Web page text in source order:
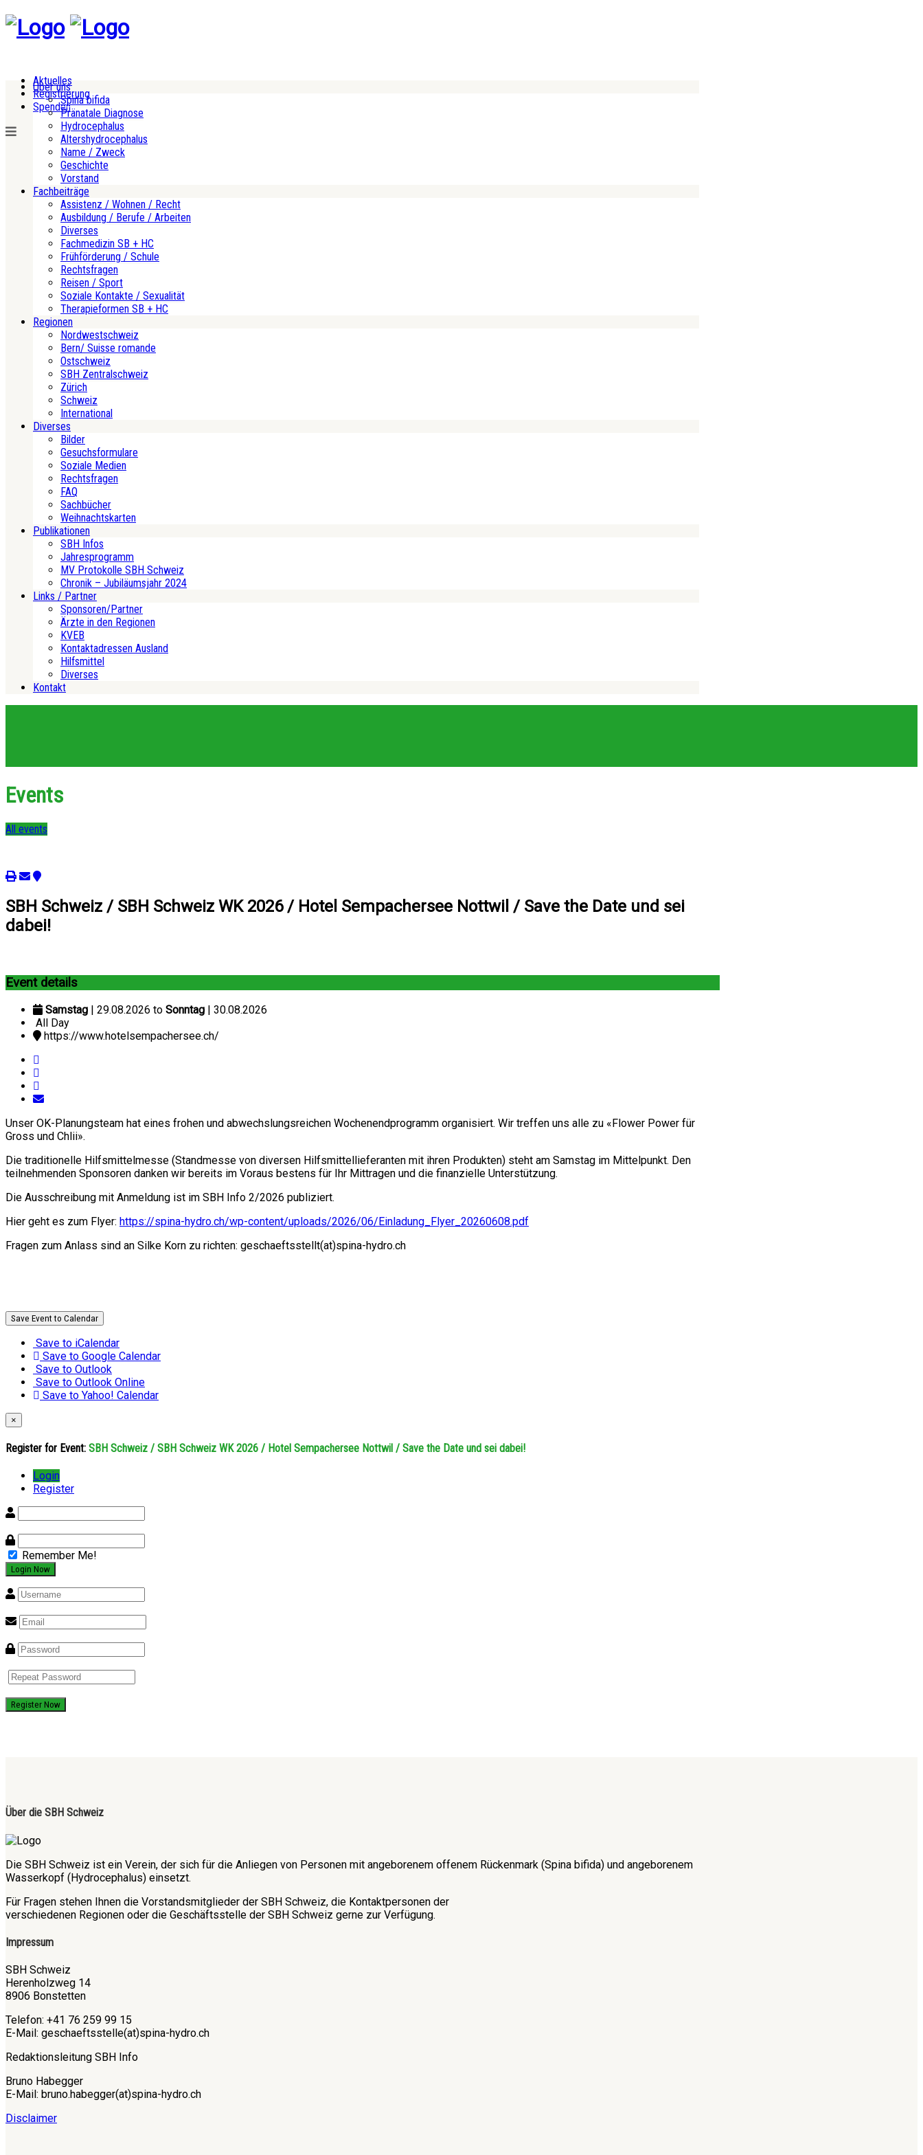
Aktuelles
Registrierung
Spenden
Über uns
Spina bifida
Pränatale Diagnose
Hydrocephalus
Altershydrocephalus
Name / Zweck
Geschichte
Vorstand
Fachbeiträge
Assistenz / Wohnen / Recht
Ausbildung / Berufe / Arbeiten
Diverses
Fachmedizin SB + HC
Frühförderung / Schule
Rechtsfragen
Reisen / Sport
Soziale Kontakte / Sexualität
Therapieformen SB + HC
Regionen
Nordwestschweiz
Bern/ Suisse romande
Ostschweiz
SBH Zentralschweiz
Zürich
Schweiz
International
Diverses
Bilder
Gesuchsformulare
Soziale Medien
Rechtsfragen
FAQ
Sachbücher
Weihnachtskarten
Publikationen
SBH Infos
Jahresprogramm
MV Protokolle SBH Schweiz
Chronik – Jubiläumsjahr 2024
Links / Partner
Sponsoren/Partner
Ärzte in den Regionen
KVEB
Kontaktadressen Ausland
Hilfsmittel
Diverses
Kontakt
Events
All events
SBH Schweiz / SBH Schweiz WK 2026 / Hotel Sempachersee Nottwil / Save the Date und sei
dabei!
Event details
Samstag | 29.08.2026 to Sonntag | 30.08.2026
All Day
https://www.hotelsempachersee.ch/
Unser OK-Planungsteam hat eines frohen und abwechslungsreichen Wochenendprogramm organisiert. Wir treffen uns alle zu «Flower Power für
Gross und Chlii».
Die traditionelle Hilfsmittelmesse (Standmesse von diversen Hilfsmittellieferanten mit ihren Produkten) steht am Samstag im Mittelpunkt. Den
teilnehmenden Sponsoren danken wir bereits im Voraus bestens für Ihr Mittragen und die finanzielle Unterstützung.
Die Ausschreibung mit Anmeldung ist im SBH Info 2/2026 publiziert.
Hier geht es zum Flyer: https://spina-hydro.ch/wp-content/uploads/2026/06/Einladung_Flyer_20260608.pdf
Fragen zum Anlass sind an Silke Korn zu richten: geschaeftsstellt(at)spina-hydro.ch
Save Event to Calendar
Save to iCalendar
Save to Google Calendar
Save to Outlook
Save to Outlook Online
Save to Yahoo! Calendar
×
Register for Event: SBH Schweiz / SBH Schweiz WK 2026 / Hotel Sempachersee Nottwil / Save the Date und sei dabei!
Login
Register
Remember Me!
Register Now
Über die SBH Schweiz
Die SBH Schweiz ist ein Verein, der sich für die Anliegen von Personen mit angeborenem offenem Rückenmark (Spina bifida) und angeborenem
Wasserkopf (Hydrocephalus) einsetzt.
Für Fragen stehen Ihnen die Vorstandsmitglieder der SBH Schweiz, die Kontaktpersonen der
verschiedenen Regionen oder die Geschäftsstelle der SBH Schweiz gerne zur Verfügung.
Impressum
SBH Schweiz
Herenholzweg 14
8906 Bonstetten
Telefon: +41 76 259 99 15
E-Mail: geschaeftsstelle(at)spina-hydro.ch
Redaktionsleitung SBH Info
Bruno Habegger
E-Mail: bruno.habegger(at)spina-hydro.ch
Disclaimer